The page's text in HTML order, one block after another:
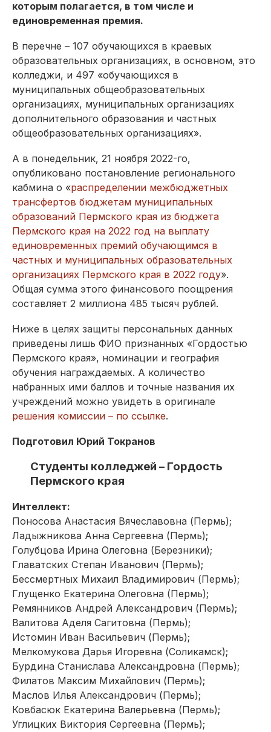
которым полагается, в том числе и
единовременная премия.
В перечне – 107 обучающихся в краевых
образовательных организациях, в основном, это
колледжи, и 497 «обучающихся в
муниципальных общеобразовательных
организациях, муниципальных организациях
дополнительного образования и частных
общеобразовательных организациях».
А в понедельник, 21 ноября 2022-го,
опубликовано постановление регионального
кабмина о «распределении межбюджетных
трансфертов бюджетам муниципальных
образований Пермского края из бюджета
Пермского края на 2022 год на выплату
единовременных премий обучающимся в
частных и муниципальных образовательных
организациях Пермского края в 2022 году».
Общая сумма этого финансового поощрения
составляет 2 миллиона 485 тысяч рублей.
Ниже в целях защиты персональных данных
приведены лишь ФИО признанных «Гордостью
Пермского края», номинации и география
обучения награждаемых. А количество
набранных ими баллов и точные названия их
учреждений можно увидеть в оригинале
решения комиссии – по ссылке.
Подготовил Юрий Токранов
Студенты колледжей – Гордость
Пермского края
Интеллект:
Поносова Анастасия Вячеславовна (Пермь);
Ладыжникова Анна Сергеевна (Пермь);
Голубцова Ирина Олеговна (Березники);
Главатских Степан Иванович (Пермь);
Бессмертных Михаил Владимирович (Пермь);
Глущенко Екатерина Олеговна (Пермь);
Ремянников Андрей Александрович (Пермь);
Валитова Аделя Сагитовна (Пермь);
Истомин Иван Васильевич (Пермь);
Мелкомукова Дарья Игоревна (Соликамск);
Бурдина Станислава Александровна (Пермь);
Филатов Максим Михайлович (Пермь);
Маслов Илья Александрович (Пермь);
Ковбасюк Екатерина Валерьевна (Пермь);
Углицких Виктория Сергеевна (Пермь);